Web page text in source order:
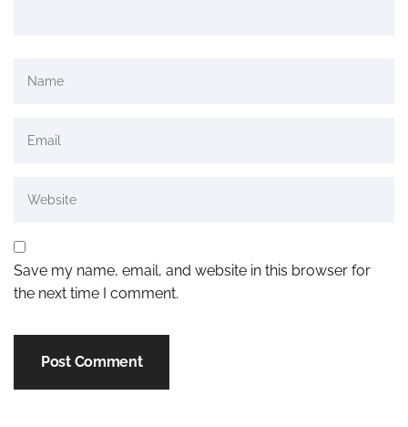
Save my name, email, and website in this browser for
the next time I comment.